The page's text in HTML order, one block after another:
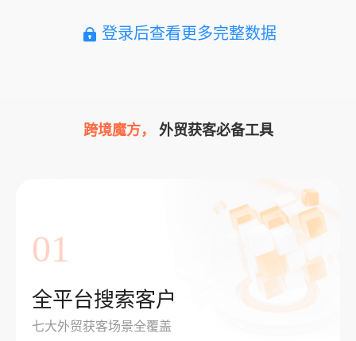
登录后查看更多完整数据
跨境魔方， 外贸获客必备工具
01
全平台搜索客户
七大外贸获客场景全覆盖